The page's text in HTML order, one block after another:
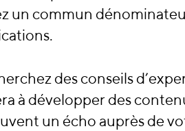
un commun
des conseils
à développer des
un écho auprès de